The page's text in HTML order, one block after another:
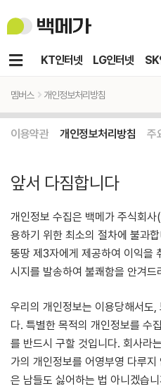
백
메
KT인터넷 LG인터넷 SK
메
뉴
멤버스 개인정보처리방침
이용약관 개인정보처리방침 주
앞서 다짐합니다
개인정보 수집은 백메가 주식회
용하기 위한 최소의 절차에 불과
뚱땅 제3자에게 제공하여 이익을
시지를 발송하여 불쾌함을 안겨드
우리의 개인정보는 이용당해서도,
다. 특별한 목적의 개인정보를 수
를 반드시 구할 것입니다. 회사라
가의 개인정보를 어영부영 다루
은 남들도 싫어하는 법 아니겠습